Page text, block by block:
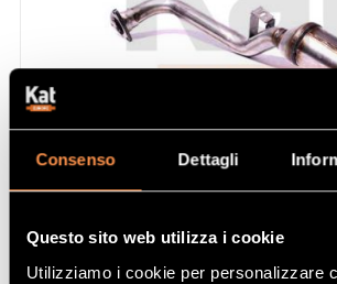
Consenso Dettagli
Questo sito web utilizza i cookie
Utilizziamo i cookie per personalizzare